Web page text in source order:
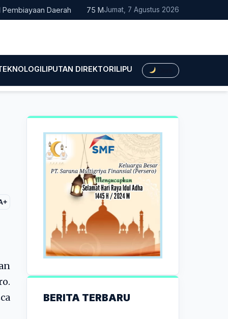
Daerah 75 Mahasiswa Fakultas Hukum UMTS Resmi
Jumat, 7 Agustus 2026
LIPUTAN DIREKTORILIPUTAN HUKUMLIPUTAN
BERITA TERBARU